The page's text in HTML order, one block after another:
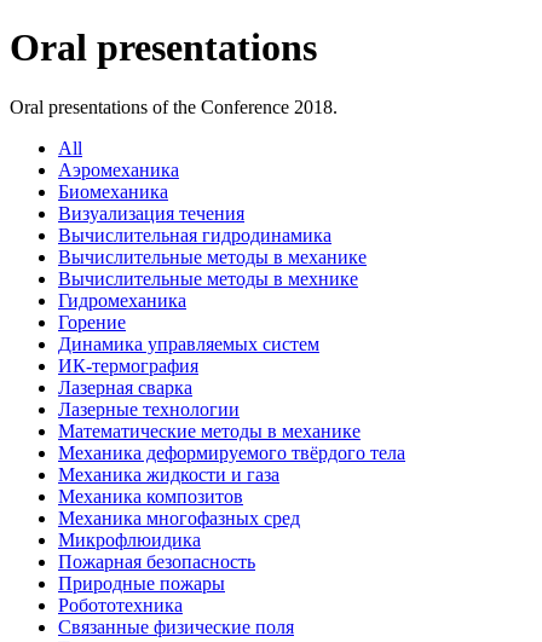
Oral presentations
Oral presentations of the Conference 2018.
All
Аэромеханика
Биомеханика
Визуализация течения
Вычислительная гидродинамика
Вычислительные методы в механике
Вычислительные методы в мехнике
Гидромеханика
Горение
Динамика управляемых систем
ИК-термография
Лазерная сварка
Лазерные технологии
Математические методы в механике
Механика деформируемого твёрдого тела
Механика жидкости и газа
Механика композитов
Механика многофазных сред
Микрофлюидика
Пожарная безопасность
Природные пожары
Робототехника
Связанные физические поля